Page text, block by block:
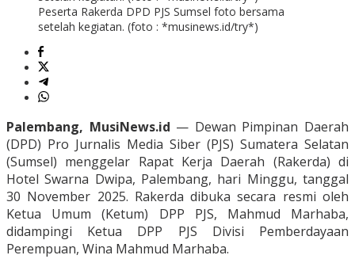
Peserta Rakerda DPD PJS Sumsel foto bersama
setelah kegiatan. (foto : *musinews.id/try*)
Palembang, MusiNews.id — Dewan Pimpinan Daerah
(DPD) Pro Jurnalis Media Siber (PJS) Sumatera Selatan
(Sumsel) menggelar Rapat Kerja Daerah (Rakerda) di
Hotel Swarna Dwipa, Palembang, hari Minggu, tanggal
30 November 2025. Rakerda dibuka secara resmi oleh
Ketua Umum (Ketum) DPP PJS, Mahmud Marhaba,
didampingi Ketua DPP PJS Divisi Pemberdayaan
Perempuan, Wina Mahmud Marhaba.